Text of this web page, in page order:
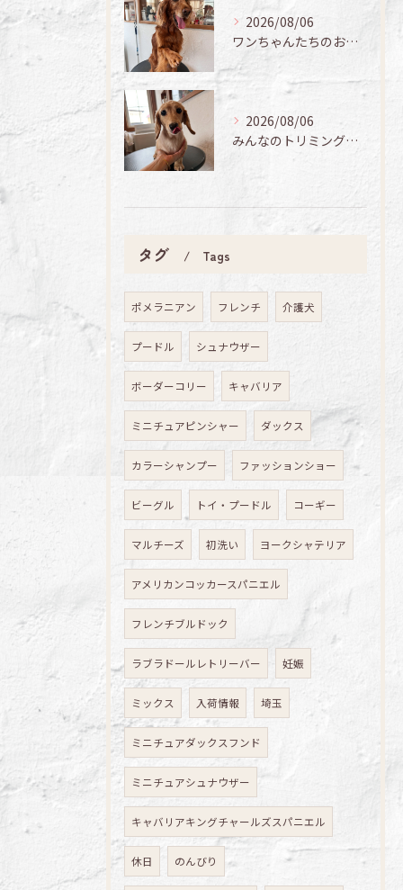
2026/08/06
ワンちゃんたちのお手入れ日記🐶✨
2026/08/06
みんなのトリミング日記🌟
タグ Tags
ポメラニアン フレンチ 介護犬
プードル シュナウザー
ボーダーコリー キャバリア
ミニチュアピンシャー ダックス
カラーシャンプー ファッションショー
ビーグル トイ・プードル コーギー
マルチーズ 初洗い ヨークシャテリア
アメリカンコッカースパニエル
フレンチブルドック
ラブラドールレトリーバー 妊娠
ミックス 入荷情報 埼玉
ミニチュアダックスフンド
ミニチュアシュナウザー
キャバリアキングチャールズスパニエル
休日 のんびり